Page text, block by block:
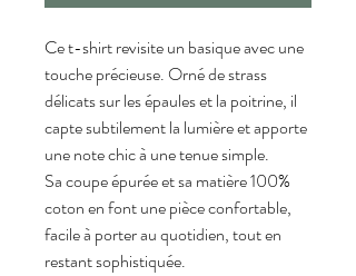
Ce t-shirt revisite un basique avec une
touche précieuse. Orné de strass
délicats sur les épaules et la poitrine, il
capte subtilement la lumière et apporte
une note chic à une tenue simple.
Sa coupe épurée et sa matière 100%
coton en font une pièce confortable,
facile à porter au quotidien, tout en
restant sophistiquée.